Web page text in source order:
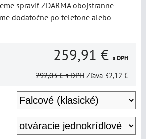
spraviť ZDARMA obojstranne
dodatočne po telefone alebo
259,91 € s DPH
292,03 € s DPH Zľava 32,12 €